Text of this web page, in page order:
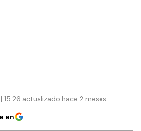
15:26 actualizado hace 2 meses
en